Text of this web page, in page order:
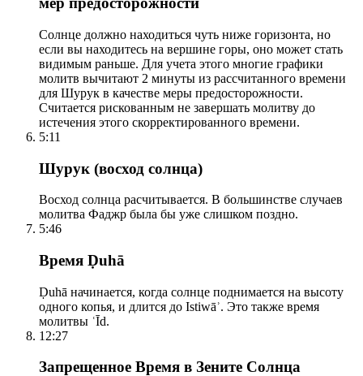
Солнце должно находиться чуть ниже горизонта, но
если вы находитесь на вершине горы, оно может стать
видимым раньше. Для учета этого многие графики
молитв вычитают 2 минуты из рассчитанного времени
для Шурук в качестве меры предосторожности.
Считается рискованным не завершать молитву до
истечения этого скорректированного времени.
5:11
Шурук (восход солнца)
Восход солнца расчитывается. В большинстве случаев
молитва Фаджр была бы уже слишком поздно.
5:46
Время Ḍuhā
Ḍuhā начинается, когда солнце поднимается на высоту
одного копья, и длится до Istiwāʾ. Это также время
молитвы ʿĪd.
12:27
Запрещенное Время в Зените Солнца